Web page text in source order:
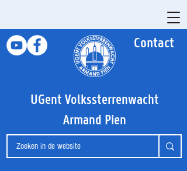
Contact
UGent Volkssterrenwacht
Armand Pien